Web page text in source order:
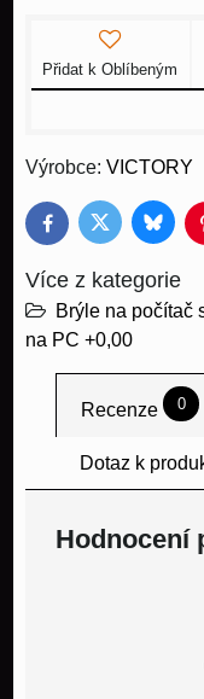
Přidat k Oblíbeným
Výrobce: VICTORY
FacebookTwitter
Více z kategorie
Brýle na počítač
na PC +0,00
Recenze 0
Dotaz k
Hodnocení